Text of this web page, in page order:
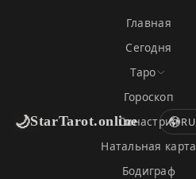
🌙StarTarot.online
Главная
Сегодня
Таро
Гороскоп
Синастрия
Натальная карта
Бодиграф
RU